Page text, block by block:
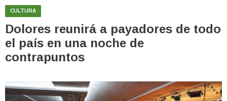
CULTURA
Dolores reunirá a payadores de todo
el país en una noche de
contrapuntos